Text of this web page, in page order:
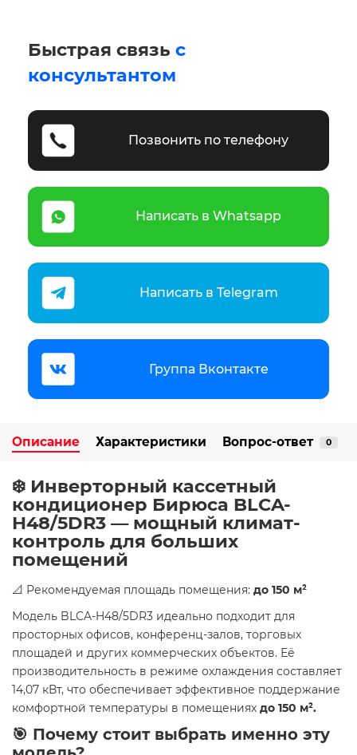
Быстрая связь с
консультантом
Позвонить по телефону
Написать в Whatsapp
Написать в Telegram
Группа Вконтакте
Описание Характеристики Вопрос-ответ 0
❄️ Инверторный кассетный
кондиционер Бирюса BLCA-
H48/5DR3 — мощный климат-
контроль для больших
помещений
📐 Рекомендуемая площадь помещения: до 150 м²
Модель BLCA-H48/5DR3 идеально подходит для
просторных офисов, конференц-залов, торговых
площадей и других коммерческих объектов. Её
производительность в режиме охлаждения составляет
14,07 кВт, что обеспечивает эффективное поддержание
комфортной температуры в помещениях до 150 м².
🎯 Почему стоит выбрать именно эту